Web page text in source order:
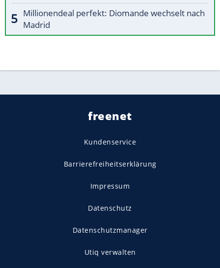
Millionendeal perfekt: Diomande wechselt nach
Madrid
freenet
Kundenservice
Barrierefreiheitserklärung
Impressum
Datenschutz
Datenschutzmanager
Utiq verwalten